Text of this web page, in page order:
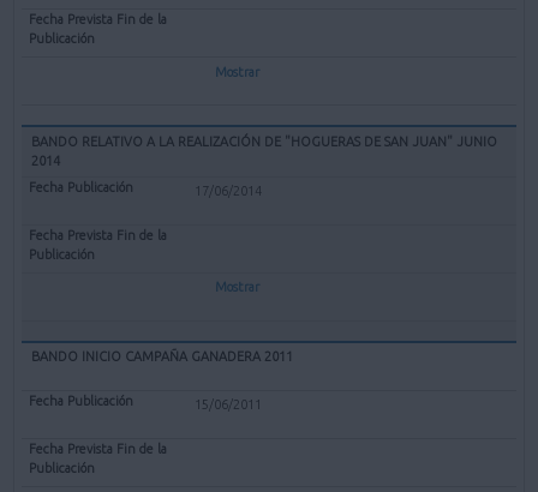
Mostrar
BANDO RELATIVO A LA REALIZACIÓN DE "HOGUERAS DE SAN JUAN" JUNIO
2014
17/06/2014
Mostrar
BANDO INICIO CAMPAÑA GANADERA 2011
15/06/2011